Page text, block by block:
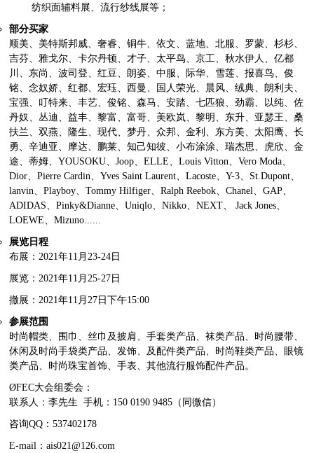
纺织面辅料展、流行纱线展等；
部分买家
顺美、美特斯邦威、奢睿 、铜牛、依文、蓝地、北服、罗蒙、杉杉、
吉芬 、雅戈尔、卡尔丹顿、才子、太平鸟、京工、秋水伊人、亿都
川、东尚、波司登、红豆、朗姿、中服、 际华 、雪莲、报喜鸟、俊
铭、念奴娇、红都、宏珏、西曼、国人荣光、晨风、绒典、朗利夫、
宝强、叮特来、丰艺、俊铭、森马、安踏、七匹狼、劲霸、以纯、佐
丹奴、丛迪、益丰、黎富、富哥、美欧岚、黎明、东升、亚瑟王、桑
扶兰、双燕、隆生、现代、梦丹、众邦、金利、东方美、太阳鹰、长
勇、辛迪亚、摩达、鹏莱、知己知彼、小布涂涂、瑞杰思、虎欣、金
途、蒂姆、YOUSOKU、Joop、ELLE、Louis Vitton、Vero Moda、
Dior、Pierre Cardin、Yves Saint Laurent、Lacoste、Y-3、St.Dupont、
lanvin、Playboy、Tommy Hilfiger、Ralph Reebok、Chanel、GAP、
ADIDAS、Pinky&Dianne、Uniqlo、Nikko、NEXT、 Jack Jones、
LOEWE、Mizuno......
展览日程
布展：2021年11月23-24日
展览：2021年11月25-27日
撤展：2021年11月27日下午15:00
参展范围
时尚帽类、围巾、丝巾及披肩、手套类产品、袜类产品、时尚腰带、
休闲及时尚手袋类产品、发饰、及配件类产品、时尚鞋类产品、眼镜
类产品、时尚珠宝首饰、手表、其他流行服饰配件产品。
ØFEC大会组委会：
联系人：李先生 手机：150 0190 9485（同微信）
咨询QQ：537402178
E-mail：ais021@126.com